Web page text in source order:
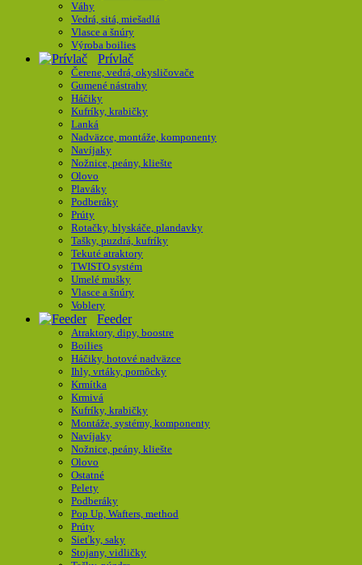
Váhy
Vedrá, sitá, miešadlá
Vlasce a šnúry
Výroba boilies
Prívlač
Čerene, vedrá, okysličovače
Gumené nástrahy
Háčiky
Kufríky, krabičky
Lanká
Nadväzce, montáže, komponenty
Navíjaky
Nožnice, peány, kliešte
Olovo
Plaváky
Podberáky
Prúty
Rotačky, blyskáče, plandavky
Tašky, puzdrá, kufríky
Tekuté atraktory
TWISTO systém
Umelé mušky
Vlasce a šnúry
Voblery
Feeder
Atraktory, dipy, boostre
Boilies
Háčiky, hotové nadväzce
Ihly, vrtáky, pomôcky
Krmítka
Krmivá
Kufríky, krabičky
Montáže, systémy, komponenty
Navíjaky
Nožnice, peány, kliešte
Olovo
Ostatné
Pelety
Podberáky
Pop Up, Wafters, method
Prúty
Sieťky, saky
Stojany, vidličky